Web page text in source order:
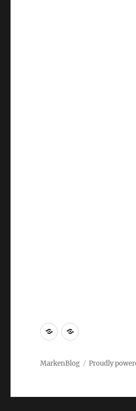
Markenrecherche
Gastbeiträge
MarkenBlog Proudly